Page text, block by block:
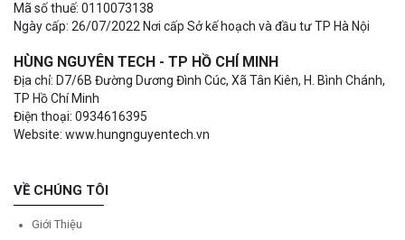
Mã số thuế: 0110073138
Ngày cấp: 26/07/2022 Nơi cấp Sở kế hoạch và đầu tư TP Hà Nội
HÙNG NGUYÊN TECH - TP HỒ CHÍ MINH
Địa chỉ: D7/6B Đường Dương Đình Cúc, Xã Tân Kiên, H. Bình Chánh,
TP Hồ Chí Minh
Điện thoại: 0934616395
Website: www.hungnguyentech.vn
VỀ CHÚNG TÔI
Giới Thiệu